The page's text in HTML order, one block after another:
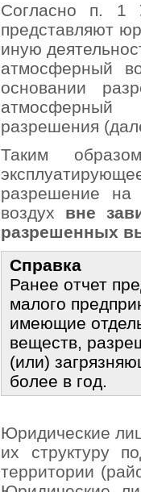
Согласно п. 1
представляют
иную
атмосферный
основании
атмосферный
разрешения
Таким
разрешение на
воздух вне
разрешенных
Справка
Ранее отчет
малого
имеющие
веществ,
(или)
более в год.
Юридические
их структуру
территории